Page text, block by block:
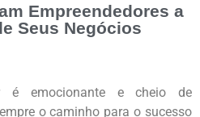
Empreendedores a
Seus Negócios
é emocionante e cheio de
o caminho para o sucesso